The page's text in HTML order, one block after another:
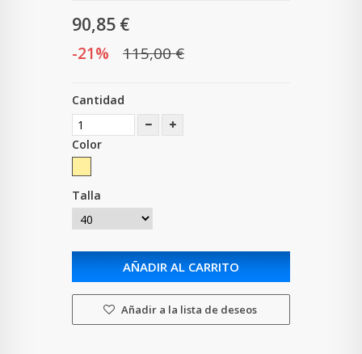
90,85 €
-21% 115,00 €
Cantidad
Color
Talla
AÑADIR AL CARRITO
Añadir a la lista de deseos